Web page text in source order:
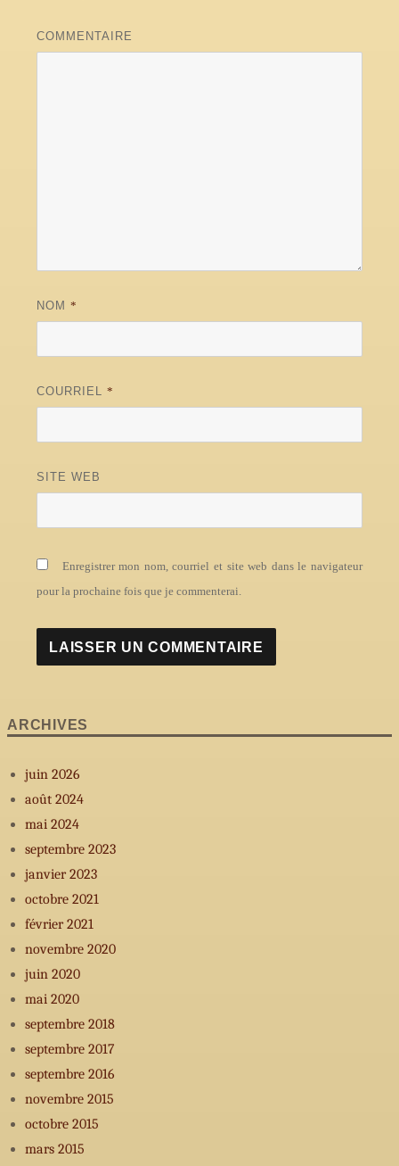
COMMENTAIRE
NOM*
COURRIEL*
SITE WEB
Enregistrer mon nom, courriel et site web dans le navigateur
pour la prochaine fois que je commenterai.
ARCHIVES
juin 2026
août 2024
mai 2024
septembre 2023
janvier 2023
octobre 2021
février 2021
novembre 2020
juin 2020
mai 2020
septembre 2018
septembre 2017
septembre 2016
novembre 2015
octobre 2015
mars 2015